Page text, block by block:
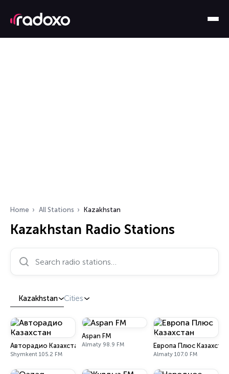
Home All Stations Kazakhstan
Kazakhstan Radio Stations
Search radio stations…
Kazakhstan Cities
Авторадио Казахстан
Shymkent 105.2 FM
Aspan FM
Almaty 98.9 FM Европа Плюс Казахстан
Almaty 107.0 FM